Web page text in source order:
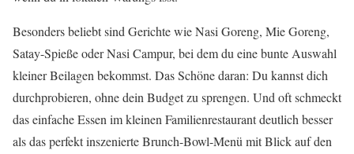
Besonders beliebt sind Gerichte wie Nasi Goreng, Mie Goreng,
Satay-Spieße oder Nasi Campur, bei dem du eine bunte Auswahl
kleiner Beilagen bekommst. Das Schöne daran: Du kannst dich
durchprobieren, ohne dein Budget zu sprengen. Und oft schmeckt
das einfache Essen im kleinen Familienrestaurant deutlich besser
als das perfekt inszenierte Brunch-Bowl-Menü mit Blick auf den